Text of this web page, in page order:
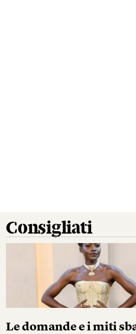
Consigliati
Le domande e i miti